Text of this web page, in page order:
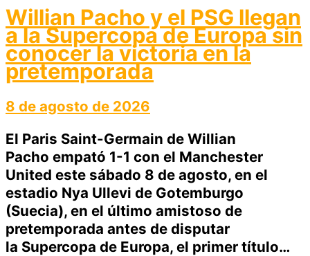
Willian Pacho y el PSG llegan
a la Supercopa de Europa sin
conocer la victoria en la
pretemporada
8 de agosto de 2026
El Paris Saint-Germain de Willian
Pacho empató 1-1 con el Manchester
United este sábado 8 de agosto, en el
estadio Nya Ullevi de Gotemburgo
(Suecia), en el último amistoso de
pretemporada antes de disputar
la Supercopa de Europa, el primer título…